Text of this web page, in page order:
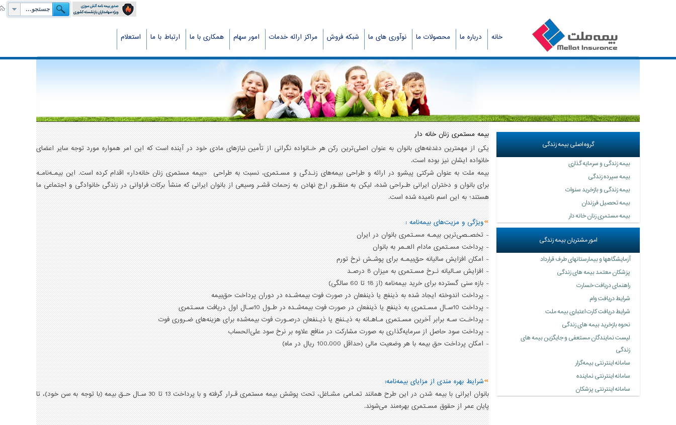
خانه درباره ما محصولات ما نوآوری های ما شبکه فروش مراکز ارائه خدمات امور سهام همکاری با ما ارتباط با ما استعلام
بیمه مستمری زنان خانه دار
یکی از مهمترین دغدغه‌های بانوان به عنوان اصلی‌ترین رکن هر خـانواده نگرانی از تأمین نیازهای مادی خود در آینده است که این امر همواره مورد توجه سایر اعضای
خانواده ایشان نیز بوده است.
بیمه ملت به عنوان شرکتی پیشرو در ارائه و طراحی بیمه‌های زنـدگی و مسـتمری، نسبت به طراحی «بیمه مستمری زنان خانه‌دار» اقدام کرده است. این بیمـه‌نامـه
برای بانوان و دختران ایرانی طـراحی شده، لیکن به منظـور ارج نهادن به زحمات قشـر وسیعی از بانوان ایرانی که منشأ برکات فراوانی در زندگی خانوادگی و اجتماعی ما
هستند؛ به این اسم نامیده شده است.
ویژگی و مزیت‌های بیمه‌نامه :
- تخصـصی‌ترین بیمـه مسـتمری بانوان در ایران
- پرداخت مسـتمری مادام العـمر به بانوان
- امکان افزایش سالیانه حق‌بیمـه برای پوشـش نرخ تورم
- افزایش سـالیانه نـرخ مسـتمری به میزان 8 درصـد
- بازه سنی گسترده برای خرید بیمه‌نامه (از 18 تا 60 سالگی)
- پرداخت اندوخته ایجاد شده به ذینفع یا ذینفعان در صورت فوت بیمه‌شـده در دوران پرداخت حق‌بیمه
- پرداخت 10سـال مسـتمری به ذینفع یا ذینفعان در صورت فوت بیمه‌شـده در طـول 10سـال اول دریافت مسـتمری
- پرداخـت سـه برابر آخرین مسـتمری مـاهـانه به ذیـنفع یا ذیـنفعان درصـورت فوت بیمه‌شده برای هزینه‌های ضـروری فوت
- پرداخت سود حاصل از سرمایه‌گذاری به صورت مشارکت در منافع علاوه بر نرخ سود علی‌الحساب
- امکان پرداخت حق بیمه با هر وضعیت مالی (حداقل 100.000 ریال در ماه)
شرایط بهره مندی از مزایای بیمه‌نامه:
بانوان ایرانی با بیمه شدن در این طرح همانند تمـامی مشـاغل، تحت پوشش بیمه مستمری قـرار گرفته و با پرداخت 13 تا 30 سـال حـق بیمه (با توجه به سن خود)، تا
پایان عمر از حقوق مسـتمری بهره‌مند می‌شوند.
گروه اصلی بیمه زندگی
بیمه زندگی و سرمایه گذاری
بیمه سپرده زندگی
بیمه زندگی و بازخرید سنوات
بیمه تحصیل فرزندان
بیمه مستمری زنان خانه دار
امور مشتریان بیمه زندگی
آزمایشگاهها و بیمارستانهای طرف قرارداد
پزشکان معتمد بیمه های زندگی
راهنمای دریافت خسارت
شرایط دریافت وام
شرایط دریافت کارت اعتباری بیمه ملت
نحوه بازخرید بیمه های زندگی
لیست نمایندگان مستعفی و جایگزین بیمه های
زندگی
سامانه اینترنتی‌ بیمه‌گزار
سامانه اینترنتی نماینده
سامانه اینترنتی پزشکان